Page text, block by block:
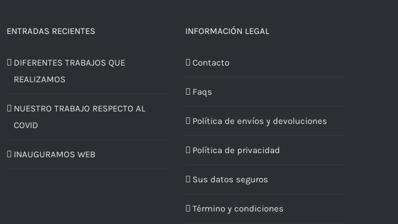
ENTRADAS RECIENTES
DIFERENTES TRABAJOS QUE
REALIZAMOS
NUESTRO TRABAJO RESPECTO AL
COVID
INAUGURAMOS WEB
INFORMACIÓN LEGAL
Contacto
Faqs
Política de envíos y devoluciones
Política de privacidad
Sus datos seguros
Término y condiciones